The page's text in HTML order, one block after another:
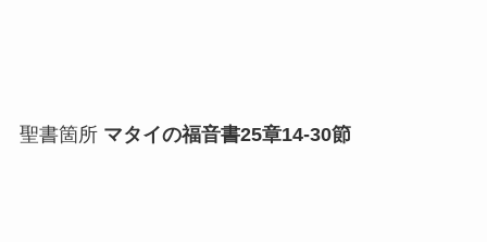
聖書箇所 マタイの福音書25章14-30節